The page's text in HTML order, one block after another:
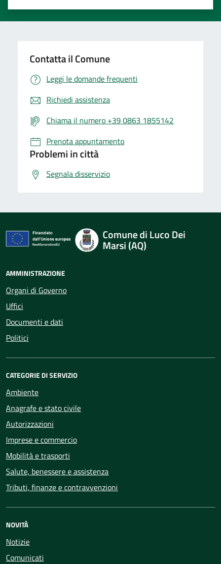
Contatta il Comune
Leggi le domande frequenti
Richiedi assistenza
Chiama il numero +39 0863 1855142
Prenota appuntamento
Problemi in città
Segnala disservizio
Comune di Luco Dei
Marsi (AQ)
AMMINISTRAZIONE
Organi di Governo
Uffici
Documenti e dati
Politici
CATEGORIE DI SERVIZIO
Ambiente
Anagrafe e stato civile
Autorizzazioni
Imprese e commercio
Mobilità e trasporti
Salute, benessere e assistenza
Tributi, finanze e contravvenzioni
NOVITÀ
Notizie
Comunicati